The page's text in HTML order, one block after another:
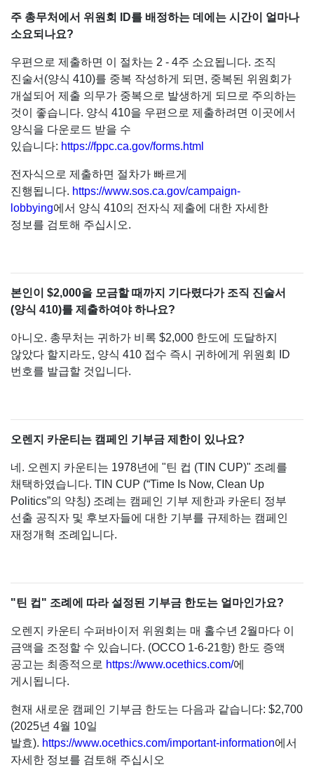
주 총무처에서 위원회 ID를 배정하는 데에는 시간이 얼마나
소요되나요?
우편으로 제출하면 이 절차는 2 - 4주 소요됩니다. 조직
진술서(양식 410)를 중복 작성하게 되면, 중복된 위원회가
개설되어 제출 의무가 중복으로 발생하게 되므로 주의하는
것이 좋습니다. 양식 410을 우편으로 제출하려면 이곳에서
양식을 다운로드 받을 수
있습니다: https://fppc.ca.gov/forms.html
전자식으로 제출하면 절차가 빠르게
진행됩니다. https://www.sos.ca.gov/campaign-
lobbying에서 양식 410의 전자식 제출에 대한 자세한
정보를 검토해 주십시오.
본인이 $2,000을 모금할 때까지 기다렸다가 조직 진술서
(양식 410)를 제출하여야 하나요?
아니오. 총무처는 귀하가 비록 $2,000 한도에 도달하지
않았다 할지라도, 양식 410 접수 즉시 귀하에게 위원회 ID
번호를 발급할 것입니다.
오렌지 카운티는 캠페인 기부금 제한이 있나요?
네. 오렌지 카운티는 1978년에 "틴 컵 (TIN CUP)" 조례를
채택하였습니다. TIN CUP (“Time Is Now, Clean Up
Politics”의 약칭) 조례는 캠페인 기부 제한과 카운티 정부
선출 공직자 및 후보자들에 대한 기부를 규제하는 캠페인
재정개혁 조례입니다.
"틴 컵" 조례에 따라 설정된 기부금 한도는 얼마인가요?
오렌지 카운티 수퍼바이저 위원회는 매 홀수년 2월마다 이
금액을 조정할 수 있습니다. (OCCO 1-6-21항) 한도 증액
공고는 최종적으로 https://www.ocethics.com/에
게시됩니다.
현재 새로운 캠페인 기부금 한도는 다음과 같습니다: $2,700
(2025년 4월 10일
발효). https://www.ocethics.com/important-information에서
자세한 정보를 검토해 주십시오